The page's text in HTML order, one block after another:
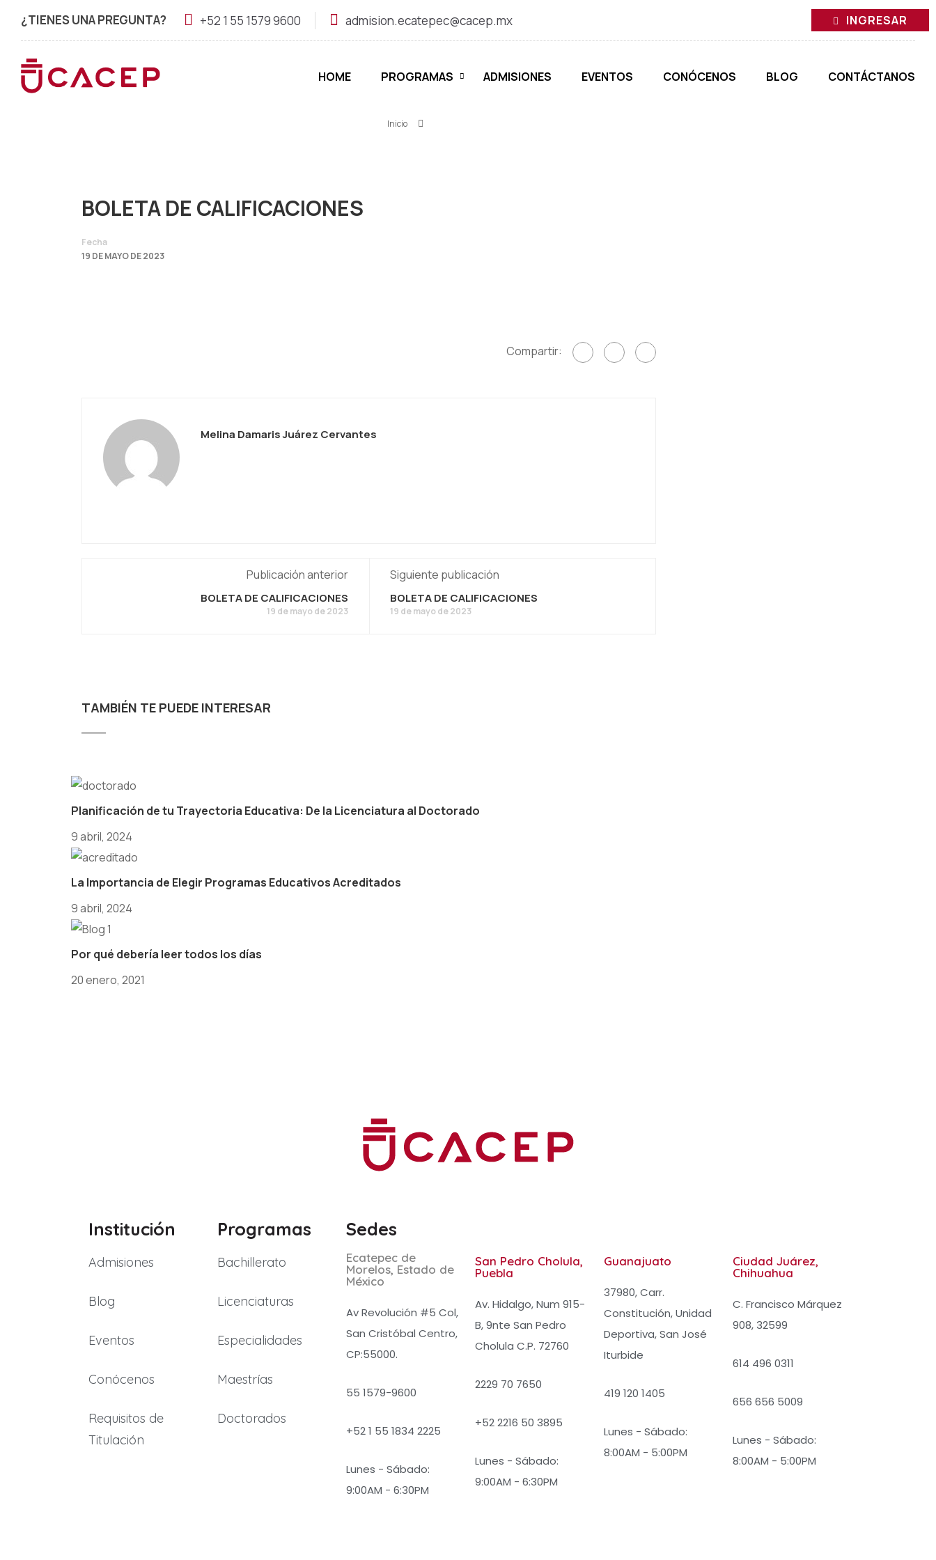
¿TIENES UNA PREGUNTA? +52 1 55 1579 9600 admision.ecatepec@cacep.mx INGRESAR
HOME PROGRAMAS ADMISIONES EVENTOS CONÓCENOS BLOG CONTÁCTANOS
BOLETA DE CALIFICACIONES
Inicio
BOLETA DE CALIFICACIONES
Fecha
19 DE MAYO DE 2023
Compartir:
Melina Damaris Juárez Cervantes
Publicación anterior
BOLETA DE CALIFICACIONES
19 de mayo de 2023
Siguiente publicación
BOLETA DE CALIFICACIONES
19 de mayo de 2023
TAMBIÉN TE PUEDE INTERESAR
Planificación de tu Trayectoria Educativa: De la Licenciatura al Doctorado
9 abril, 2024
La Importancia de Elegir Programas Educativos Acreditados
9 abril, 2024
Por qué debería leer todos los días
20 enero, 2021
Institución
Admisiones
Blog
Eventos
Conócenos
Requisitos de
Titulación
Programas
Bachillerato
Licenciaturas
Especialidades
Maestrías
Doctorados
Sedes
Ecatepec de
Morelos, Estado de
México
Av Revolución #5 Col,
San Cristóbal Centro,
CP:55000.
55 1579-9600
+52 1 55 1834 2225
Lunes - Sábado:
9:00AM - 6:30PM
San Pedro Cholula,
Puebla
Av. Hidalgo, Num 915-
B, 9nte San Pedro
Cholula C.P. 72760
2229 70 7650
+52 2216 50 3895
Lunes - Sábado:
9:00AM - 6:30PM
Guanajuato
37980, Carr.
Constitución, Unidad
Deportiva, San José
Iturbide
419 120 1405
Lunes - Sábado:
8:00AM - 5:00PM
Ciudad Juárez,
Chihuahua
C. Francisco Márquez
908, 32599
614 496 0311
656 656 5009
Lunes - Sábado:
8:00AM - 5:00PM